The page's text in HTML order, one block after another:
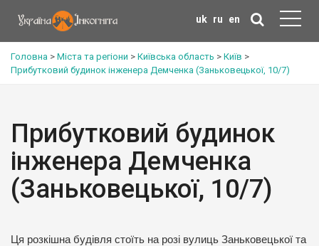
uk ru en
Головна > Міста та регіони > Київська область > Київ >
Прибутковий будинок інженера Демченка (Заньковецької, 10/7)
Прибутковий будинок
інженера Демченка
(Заньковецької, 10/7)
Ця розкішна будівля стоїть на розі вулиць Заньковецької та